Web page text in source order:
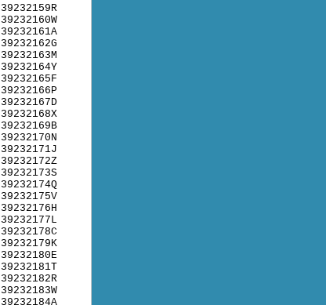
39232159R
39232160W
39232161A
39232162G
39232163M
39232164Y
39232165F
39232166P
39232167D
39232168X
39232169B
39232170N
39232171J
39232172Z
39232173S
39232174Q
39232175V
39232176H
39232177L
39232178C
39232179K
39232180E
39232181T
39232182R
39232183W
39232184A